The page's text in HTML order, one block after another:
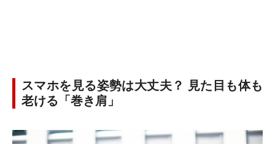
スマホを見る姿勢は大丈夫？ 見た目も体も
老ける「巻き肩」